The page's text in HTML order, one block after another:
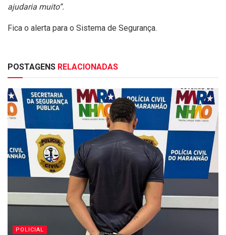
ajudaria muito”.
Fica o alerta para o Sistema de Segurança.
POSTAGENS RELACIONADAS
POLICIAL